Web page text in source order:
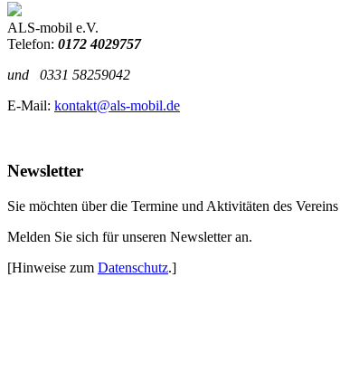
ALS-mobil e.V.
Telefon: 0172 4029757
und 0331 58259042
E-Mail: kontakt@als-mobil.de
Newsletter
Sie möchten über die Termine und Aktivitäten des
Melden Sie sich für unseren Newsletter an.
[Hinweise zum Datenschutz.]